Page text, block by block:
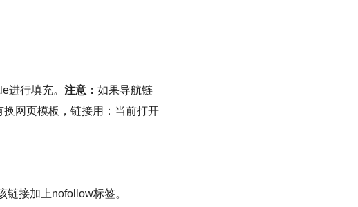
进行填充。 注意： 如果导航链
网页模板，链接用：当前打开
接加上nofollow标签。